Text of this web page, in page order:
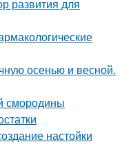
развития для
осенью и весной.
смородины
настойки